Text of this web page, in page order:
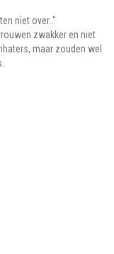
niet over.."
zwakker en niet
maar zouden wel